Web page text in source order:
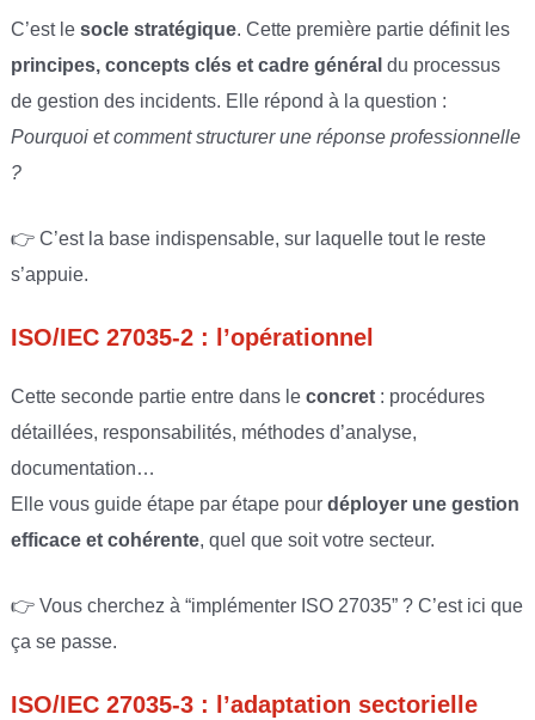
C’est le socle stratégique. Cette première partie définit les
principes, concepts clés et cadre généraldu processus
de gestion des incidents. Elle répond à la question :
Pourquoi et comment structurer une réponse professionnelle
?
👉 C’est la base indispensable, sur laquelle tout le reste
s’appuie.
ISO/IEC 27035-2 : l’opérationnel
Cette seconde partie entre dans le concret: procédures
détaillées, responsabilités, méthodes d’analyse,
documentation…
Elle vous guide étape par étape pour déployer une gestion
efficace et cohérente, quel que soit votre secteur.
👉 Vous cherchez à “implémenter ISO 27035” ? C’est ici que
ça se passe.
ISO/IEC 27035-3 : l’adaptation sectorielle